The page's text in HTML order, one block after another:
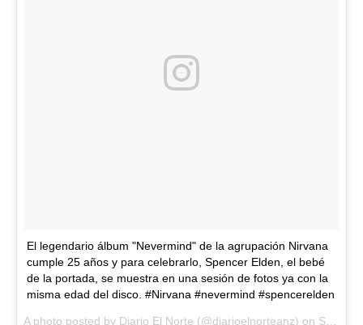
El legendario álbum "Nevermind" de la agrupación Nirvana
cumple 25 años y para celebrarlo, Spencer Elden, el bebé
de la portada, se muestra en una sesión de fotos ya con la
misma edad del disco. #Nirvana #nevermind #spencerelden
A photo posted by Diario El Norte (@diarioelnorteanz) on Sep 24, 2016 at 7:33pm PDT